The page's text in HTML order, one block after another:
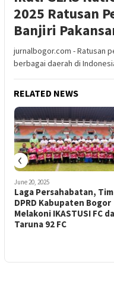
2025 Ratusan
Banjiri
jurnalbogor.com - Ratusan
berbagai daerah di
RELATED NEWS
June 20, 2025
Laga Persahabatan, Tim
DPRD Kabupaten Bogor
Melakoni IKASTUSI FC
Taruna 92 FC
‹